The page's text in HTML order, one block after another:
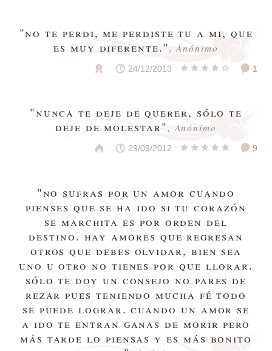
"no te perdi, me perdiste tu a mi, que
es muy diferente.", Anónimo
24/12/2013 1
"nunca te deje de querer, sólo te
deje de molestar", Anónimo
29/09/2012 9
"no sufras por un amor cuando
pienses que se ha ido si tu corazón
se marchita es por orden del
destino. hay amores que regresan
otros que debes olvidar, bien sea
uno u otro no tienes por que llorar.
sólo te doy un consejo no pares de
rezar pues teniendo mucha fé todo
se puede lograr. cuando un amor se
a ido te entran ganas de morir pero
más tarde lo piensas y es más bonito